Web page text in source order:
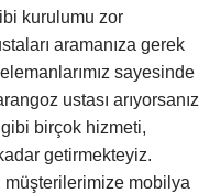
kurulumu zor
aramanıza gerek
sayesinde
ustası arıyorsanız
birçok hizmeti,
getirmekteyiz.
müşterilerimize mobilya